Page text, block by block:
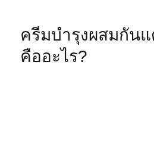
ครีมบำรุงผสมกัน
คืออะไร?